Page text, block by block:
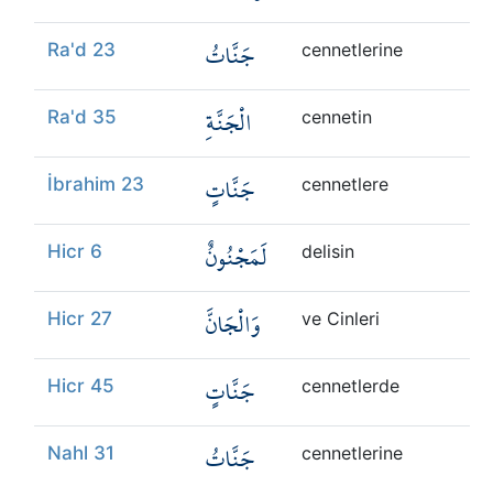
Ra'd 23 جَنَّاتُ cennetlerine
Ra'd 35 الْجَنَّةِ cennetin
İbrahim 23 جَنَّاتٍ cennetlere
Hicr 6 لَمَجْنُونٌ delisin
Hicr 27 وَالْجَانَّ ve Cinleri
Hicr 45 جَنَّاتٍ cennetlerde
Nahl 31 جَنَّاتُ cennetlerine